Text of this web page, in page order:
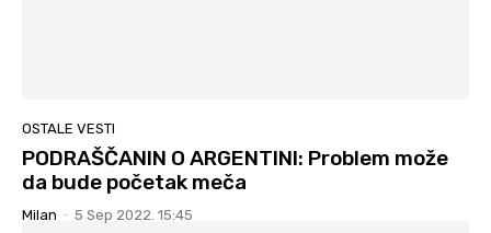
OSTALE VESTI
PODRAŠČANIN O ARGENTINI: Problem može
da bude početak meča
Milan - 5 Sep 2022. 15:45